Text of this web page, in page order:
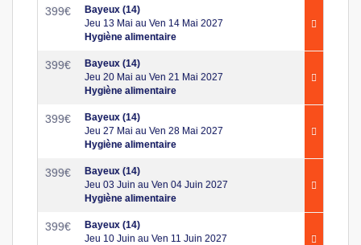
399€
Bayeux (14)
Jeu 13 Mai au Ven 14 Mai 2027
Hygiène alimentaire
399€
Bayeux (14)
Jeu 20 Mai au Ven 21 Mai 2027
Hygiène alimentaire
399€
Bayeux (14)
Jeu 27 Mai au Ven 28 Mai 2027
Hygiène alimentaire
399€
Bayeux (14)
Jeu 03 Juin au Ven 04 Juin 2027
Hygiène alimentaire
399€
Bayeux (14)
Jeu 10 Juin au Ven 11 Juin 2027